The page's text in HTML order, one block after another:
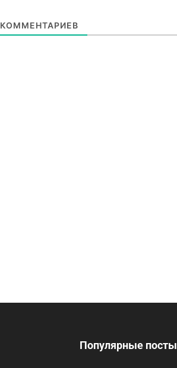
КОММЕНТАРИЕВ
Популярные посты